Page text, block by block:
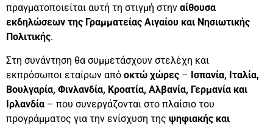
πραγματοποιείται αυτή τη στιγμή στην αίθουσα
εκδηλώσεων της Γραμματείας Αιγαίου και Νησιωτικής
Πολιτικής.
Στη συνάντηση θα συμμετάσχουν στελέχη και
εκπρόσωποι εταίρων από οκτώ χώρες – Ισπανία, Ιταλία,
Βουλγαρία, Φινλανδία, Κροατία, Αλβανία, Γερμανία και
Ιρλανδία – που συνεργάζονται στο πλαίσιο του
προγράμματος για την ενίσχυση της ψηφιακής και